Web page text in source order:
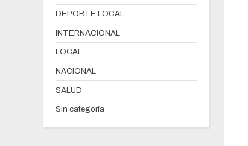
DEPORTE LOCAL
INTERNACIONAL
LOCAL
NACIONAL
SALUD
Sin categoría